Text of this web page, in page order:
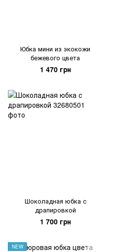
Юбка мини из экокожи
бежевого цвета
1 470 грн
Шоколадная юбка с
драпировкой
1 700 грн
NEW